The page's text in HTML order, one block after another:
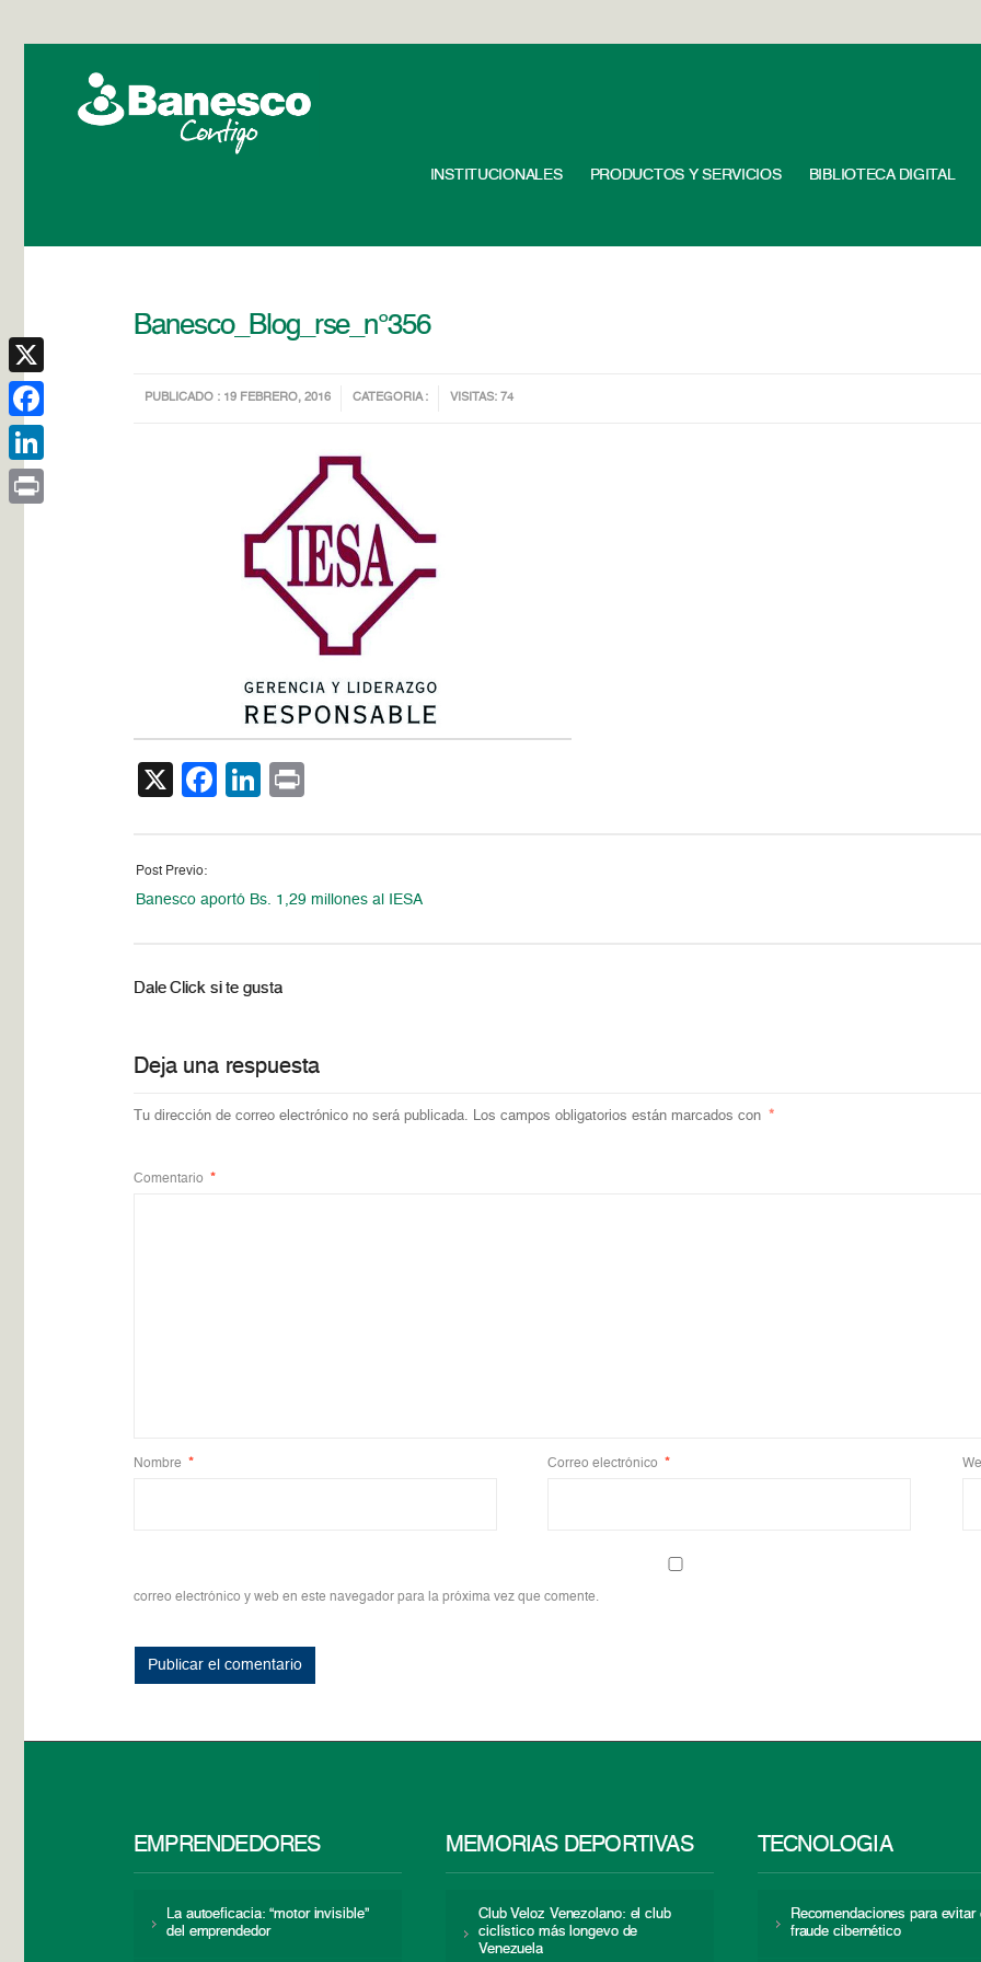
INSTITUCIONALES PRODUCTOS Y SERVICIOS BIBLIOTECA DIGITAL
Banesco_Blog_rse_n°356
PUBLICADO : 19 FEBRERO, 2016 CATEGORIA : VISITAS: 74
X Facebook
LinkedIn
Post Previo:
Banesco aportó Bs. 1,29 millones al IESA
Dale Click si te gusta
Deja una respuesta
Tu dirección de correo electrónico no será publicada. Los campos obligatorios están marcados con *
Comentario *
Nombre * Correo electrónico *
correo electrónico y web en este navegador para la próxima vez que comente.
EMPRENDEDORES
La autoeficacia: “motor invisible”
del emprendedor
MEMORIAS DEPORTIVAS
Club Veloz Venezolano: el club
ciclístico más longevo de
Venezuela
TECNOLOGÍA
Recomendaciones para evitar
fraude cibernético
X
Facebook
LinkedIn